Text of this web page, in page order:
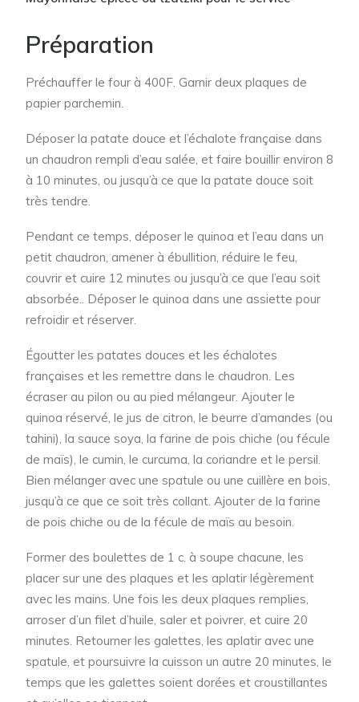
Préparation
Préchauffer le four à 400F. Garnir deux plaques de
papier parchemin.
Déposer la patate douce et l’échalote française dans
un chaudron rempli d’eau salée, et faire bouillir environ 8
à 10 minutes, ou jusqu’à ce que la patate douce soit
très tendre.
Pendant ce temps, déposer le quinoa et l’eau dans un
petit chaudron, amener à ébullition, réduire le feu,
couvrir et cuire 12 minutes ou jusqu’à ce que l’eau soit
absorbée.. Déposer le quinoa dans une assiette pour
refroidir et réserver.
Égoutter les patates douces et les échalotes
françaises et les remettre dans le chaudron. Les
écraser au pilon ou au pied mélangeur. Ajouter le
quinoa réservé, le jus de citron, le beurre d’amandes (ou
tahini), la sauce soya, la farine de pois chiche (ou fécule
de maïs), le cumin, le curcuma, la coriandre et le persil.
Bien mélanger avec une spatule ou une cuillère en bois,
jusqu’à ce que ce soit très collant. Ajouter de la farine
de pois chiche ou de la fécule de maïs au besoin.
Former des boulettes de 1 c. à soupe chacune, les
placer sur une des plaques et les aplatir légèrement
avec les mains. Une fois les deux plaques remplies,
arroser d’un filet d’huile, saler et poivrer, et cuire 20
minutes. Retourner les galettes, les aplatir avec une
spatule, et poursuivre la cuisson un autre 20 minutes, le
temps que les galettes soient dorées et croustillantes